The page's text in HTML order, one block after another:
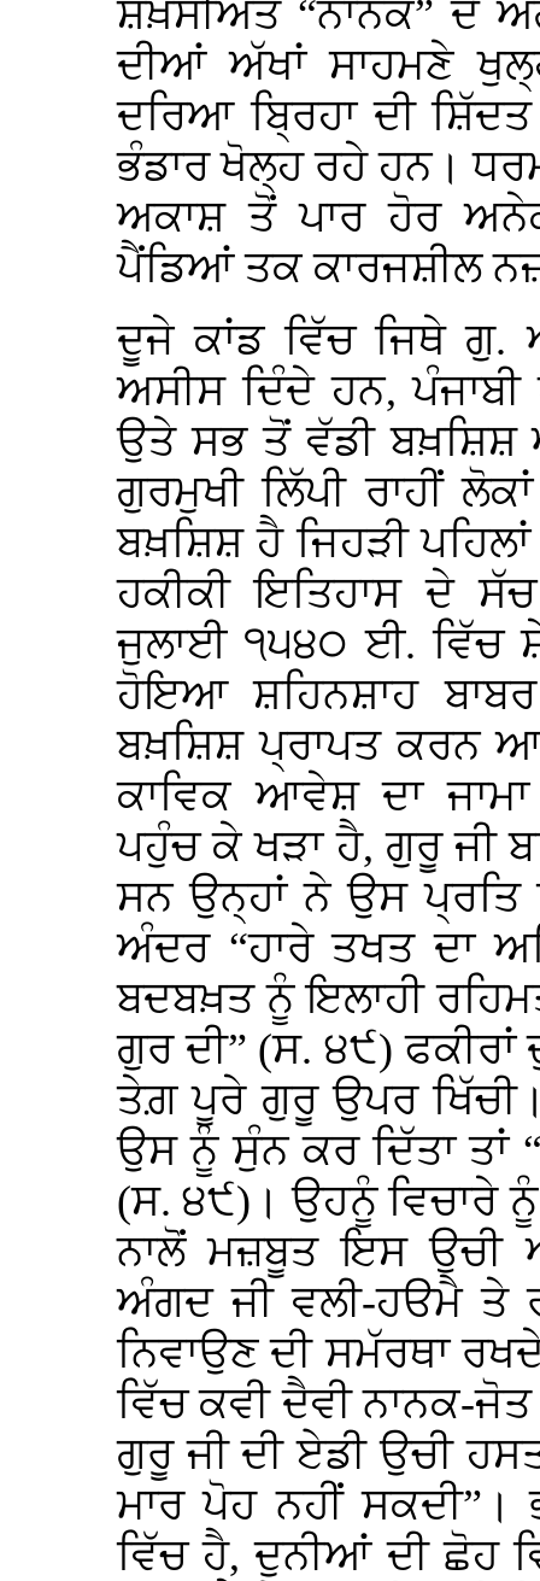
ਸ਼ਖ਼ਸੀਅਤ “ਨਾਨਕ” ਦੇ
ਦੀਆਂ ਅੱਖਾਂ ਸਾਹਮਣੇ
ਦਰਿਆ ਬ੍ਰਿਹਾ ਦੀ
ਭੰਡਾਰ ਖੋਲ੍ਹ ਰਹੇ ਹਨ।
ਅਕਾਸ਼ ਤੋਂ ਪਾਰ ਹੋਰ
ਪੈਂਡਿਆਂ ਤਕ ਕਾਰਜਸ਼ੀਲ
ਦੂਜੇ ਕਾਂਡ ਵਿੱਚ ਜਿਥੇ
ਅਸੀਸ ਦਿੰਦੇ ਹਨ,
ਉਤੇ ਸਭ ਤੋਂ ਵੱਡੀ
ਗੁਰਮੁਖੀ ਲਿੱਪੀ ਰਾਹੀਂ
ਬਖ਼ਸ਼ਿਸ਼ ਹੈ ਜਿਹੜੀ
ਹਕੀਕੀ ਇਤਿਹਾਸ ਦੇ
ਜੁਲਾਈ ੧੫੪੦ ਈ. ਵਿੱਚ
ਹੋਇਆ ਸ਼ਹਿਨਸ਼ਾਹ
ਬਖ਼ਸ਼ਿਸ਼ ਪ੍ਰਾਪਤ ਕਰਨ
ਕਾਵਿਕ ਆਵੇਸ਼ ਦਾ
ਪਹੁੰਚ ਕੇ ਖੜਾ ਹੈ, ਗੁਰੂ ਜੀ
ਸਨ ਉਨ੍ਹਾਂ ਨੇ ਉਸ
ਅੰਦਰ “ਹਾਰੇ ਤਖਤ ਦਾ
ਬਦਬਖ਼ਤ ਨੂੰ ਇਲਾਹੀ
ਗੁਰ ਦੀ” (ਸ. ੪੯)
ਤੇਗ਼ ਪੂਰੇ ਗੁਰੂ ਉਪਰ
ਉਸ ਨੂੰ ਸੁੰਨ ਕਰ ਦਿੱਤਾ ਤਾਂ
(ਸ. ੪੯)। ਉਹਨੂੰ ਵਿਚਾਰੇ
ਨਾਲੋਂ ਮਜ਼ਬੂਤ ਇਸ ਉਚੀ
ਅੰਗਦ ਜੀ ਵਲੀ-ਹੳਮੈ ਤੇ
ਨਿਵਾਉਣ ਦੀ ਸਮੱਰਥਾ
ਵਿੱਚ ਕਵੀ ਦੈਵੀ ਨਾਨਕ-
ਗੁਰੂ ਜੀ ਦੀ ਏਡੀ ਉਚੀ
ਮਾਰ ਪੋਹ ਨਹੀਂ
ਵਿੱਚ ਹੈ, ਦੁਨੀਆਂ ਦੀ ਛੋਹ